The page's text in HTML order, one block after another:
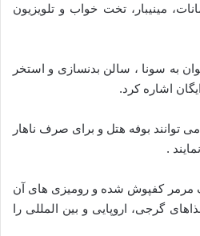
مینیبار، تخت خواب و تلویزیون
به سونا ، سالن بدنسازی و استخر
اشاره کرد.
توانند بوفه هتل و برای صرف ناهار
.
مرمر کفپوش شده و رومیزی های آن
گرجی، اروپایی و بین المللی را